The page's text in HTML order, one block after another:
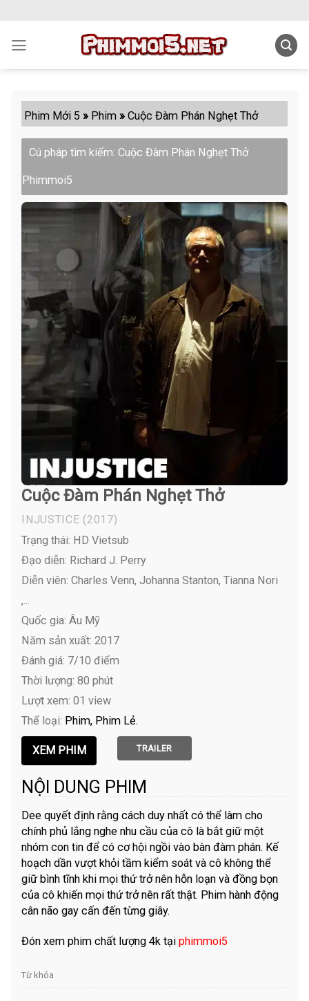
content
Phim Mới 5 » Phim »Cuộc Đàm Phán Nghẹt Thở
Cú pháp tìm kiếm: Cuộc Đàm Phán Nghẹt Thở
Phimmoi5
Cuộc Đàm Phán Nghẹt Thở
INJUSTICE (2017)
Trạng thái: HD Vietsub
Đạo diễn: Richard J. Perry
Diễn viên: Charles Venn, Johanna Stanton, Tianna Nori
,...
Quốc gia: Âu Mỹ
Năm sản xuất: 2017
Đánh giá: 7/10 điểm
Thời lượng: 80 phút
Lượt xem: 01 view
Thể loại: Phim Phim Lẻ
TRAILER
NỘI DUNG PHIM
Dee quyết định rằng cách duy nhất có thể làm cho
chính phủ lắng nghe nhu cầu của cô là bắt giữ một
nhóm con tin để có cơ hội ngồi vào bàn đàm phán. Kế
hoạch dần vượt khỏi tầm kiểm soát và cô không thể
giữ bình tĩnh khi mọi thứ trở nên hỗn loạn và đồng bọn
của cô khiến mọi thứ trở nên rất thật. Phim hành động
cân não gay cấn đến từng giây.
Đón xem phim chất lượng 4k tạiphimmoi5
Từ khóa